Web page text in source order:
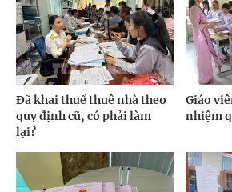
Đã khai thuế thuê nhà theo
quy định cũ, có phải làm
lại?
Giáo
nhiệm